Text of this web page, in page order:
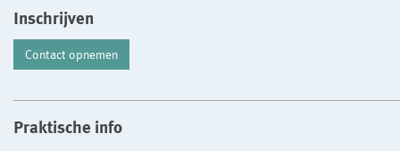
Inschrijven
Contact opnemen
Praktische info